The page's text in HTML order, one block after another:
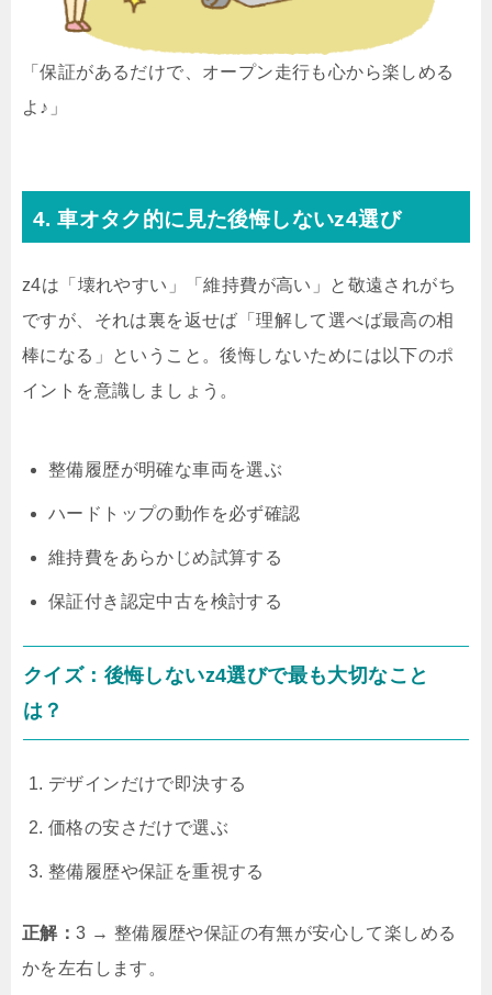
「保証があるだけで、オープン走行も心から楽しめる
よ♪」
4. 車オタク的に見た後悔しないz4選び
z4は「壊れやすい」「維持費が高い」と敬遠されがち
ですが、それは裏を返せば「理解して選べば最高の相
棒になる」ということ。後悔しないためには以下のポ
イントを意識しましょう。
整備履歴が明確な車両を選ぶ
ハードトップの動作を必ず確認
維持費をあらかじめ試算する
保証付き認定中古を検討する
クイズ：後悔しないz4選びで最も大切なこと
は？
デザインだけで即決する
価格の安さだけで選ぶ
整備履歴や保証を重視する
正解：3 → 整備履歴や保証の有無が安心して楽しめる
かを左右します。